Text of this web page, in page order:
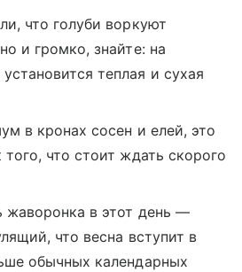
что голуби воркуют
и громко, знайте: на
теплая и сухая
в кронах сосен и елей, это
что стоит ждать скорого
жаворонка в этот день —
что весна вступит в
обычных календарных